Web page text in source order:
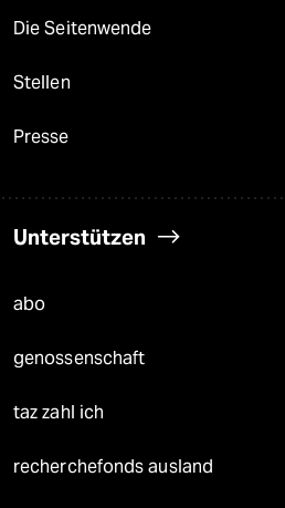
Die Seitenwende
Stellen
Presse
Unterstützen
abo
genossenschaft
taz zahl ich
recherchefonds ausland